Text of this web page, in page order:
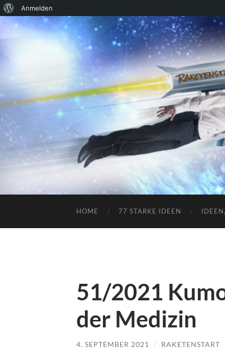
Über
WordPress
Anmelden
HOME 77 STARKE IDEEN
51/2021
der Medizin
4. SEPTEMBER 2021 / RAKETENSTART